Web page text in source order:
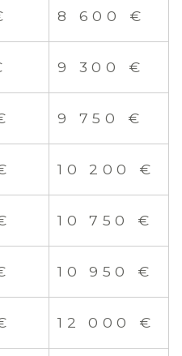
8 600 €
9 300 €
9 750 €
10 200 €
10 750 €
10 950 €
12 000 €